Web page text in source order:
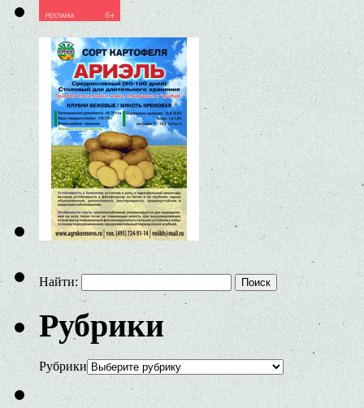
Найти:
Рубрики
Рубрики